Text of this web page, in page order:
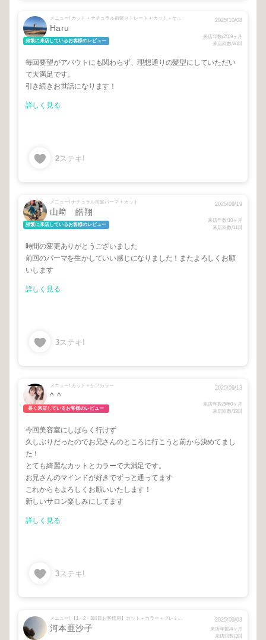
メニュー/ カット + ナチュラル前髪ストレート + カット＋ケアカラー+リンゴ幹細胞17stepTr + アマトラリンゴ幹細胞17stepトリートメント
Haru
頻繁に来店しているお客様のレビュー
2025/10/08
来店年数/2年9ヶ月
来店回数/20回
毎回要望がアバウトにも関わらず、理想通りの髪型にしていただい
て大満足です。
引き続きお世話になります！
詳しく見る
2ステキ!
メニュー/ ナチュラル前髪パーマ + カット
山﨑 皓翔
頻繁に来店しているお客様のレビュー
2025/09/19
来店年数/10ヶ月
来店回数/11回
時間の変更ありがとうございました
前回のパーマを生かしていい感じになりました！またよろしくお願
いします
詳しく見る
3ステキ!
メニュー/ カット＋ケアカラー
^ ^
長く来店しているお客様のレビュー
2025/09/13
来店年数/5年0ヶ月
来店回数/13回
今回美容室にしばらく行けず
久しぶりだったのでお兄さんのところに行こうと前から決めてまし
た！
とても綺麗なカットとカラーで大満足です。
お兄さんのマインドが好きでずっと通ってます
これからもよろしくお願いいたします！
新しいサロン楽しみにしてます
詳しく見る
3ステキ!
メニュー/ 【1・2・3回目お客様用】カット＋カラー＋プレミアム12stepTr
河本亜沙子
2025/09/03
来店年数/4ヶ月
来店回数/3回